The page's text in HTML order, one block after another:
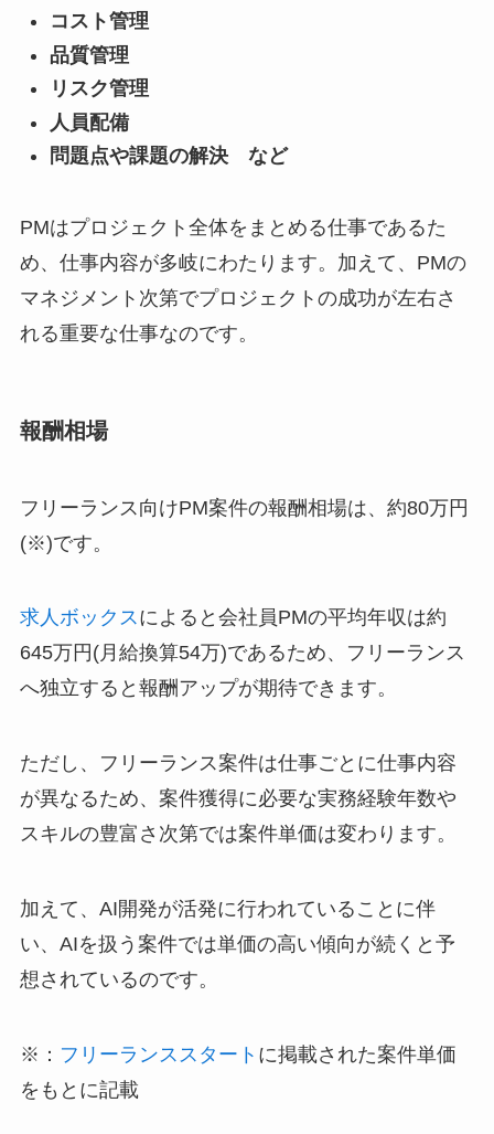
コスト管理
品質管理
リスク管理
人員配備
問題点や課題の解決 など
PMはプロジェクト全体をまとめる仕事であるた
め、仕事内容が多岐にわたります。加えて、PMの
マネジメント次第でプロジェクトの成功が左右さ
れる重要な仕事なのです。
報酬相場
フリーランス向けPM案件の報酬相場は、約80万円
(※)です。
求人ボックスによると会社員PMの平均年収は約
645万円(月給換算54万)であるため、フリーランス
へ独立すると報酬アップが期待できます。
ただし、フリーランス案件は仕事ごとに仕事内容
が異なるため、案件獲得に必要な実務経験年数や
スキルの豊富さ次第では案件単価は変わります。
加えて、AI開発が活発に行われていることに伴
い、AIを扱う案件では単価の高い傾向が続くと予
想されているのです。
※： フリーランススタート に掲載された案件単価
をもとに記載